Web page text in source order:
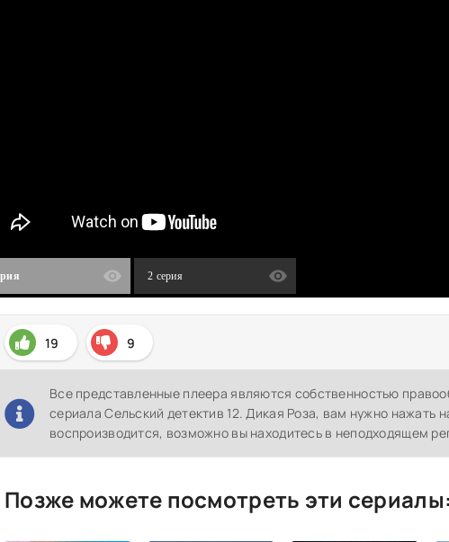
2 серия
19 9
Все представленные плеера являются собственностью
сериала Сельский детектив 12. Дикая Роза, вам нужно нажать
воспроизводится, возможно вы находитесь в неподходящем
Позже можете посмотреть эти сериалы: